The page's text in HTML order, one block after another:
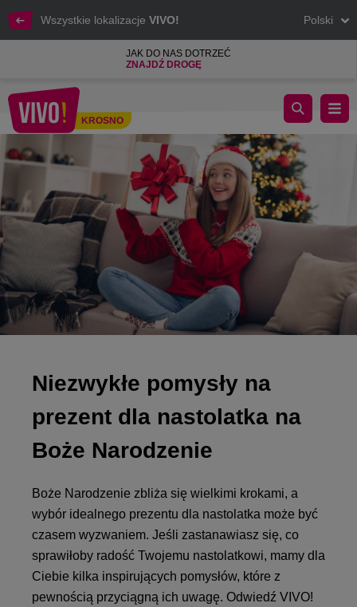
Wszystkie lokalizacje VIVO! Polski
JAK DO NAS DOTRZEĆ
ZNAJDŹ DROGĘ
Krosno
KROSNO
Niezwykłe Pomysły na Prezent dla Nastolatka na Boże
Niezwykłe pomysły na
prezent dla nastolatka na
Boże Narodzenie
Boże Narodzenie zbliża się wielkimi krokami, a
wybór idealnego prezentu dla nastolatka może być
czasem wyzwaniem. Jeśli zastanawiasz się, co
sprawiłoby radość Twojemu nastolatkowi, mamy dla
Ciebie kilka inspirujących pomysłów, które z
pewnością przyciągną ich uwagę. Odwiedź VIVO!